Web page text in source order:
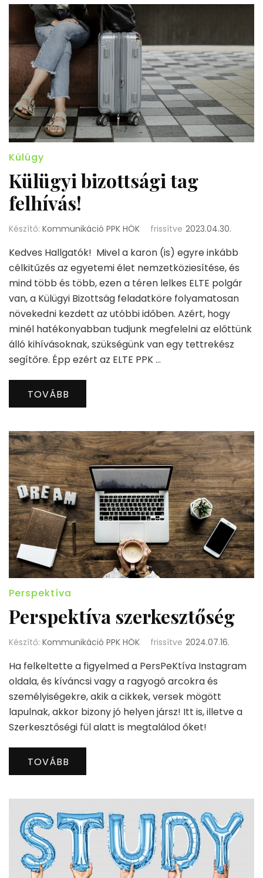
Külügy
Külügyi bizottsági tag
felhívás!
Készítő: Kommunikáció PPK HÖK frissítve 2023.04.30.
Kedves Hallgatók! Mivel a karon (is) egyre inkább
célkitűzés az egyetemi élet nemzetköziesítése, és
mind több és több, ezen a téren lelkes ELTE polgár
van, a Külügyi Bizottság feladatköre folyamatosan
növekedni kezdett az utóbbi időben. Azért, hogy
minél hatékonyabban tudjunk megfelelni az előttünk
álló kihívásoknak, szükségünk van egy tettrekész
segítőre. Épp ezért az ELTE PPK …
TOVÁBB
Perspektíva
Perspektíva szerkesztőség
Készítő: Kommunikáció PPK HÖK frissítve 2024.07.16.
Ha felkeltette a figyelmed a PersPeKtíva Instagram
oldala, és kíváncsi vagy a ragyogó arcokra és
személyiségekre, akik a cikkek, versek mögött
lapulnak, akkor bizony jó helyen jársz! Itt is, illetve a
Szerkesztőségi fül alatt is megtalálod őket!
TOVÁBB